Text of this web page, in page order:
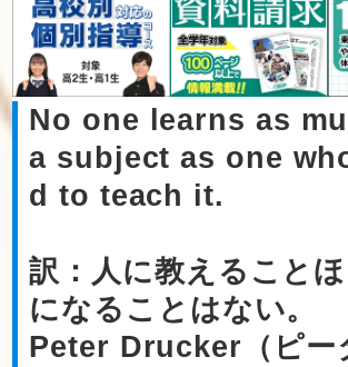
No one learns as
a subject as one
d to teach it.
訳：人に教えること
になることはない。
Peter Drucker（ピー